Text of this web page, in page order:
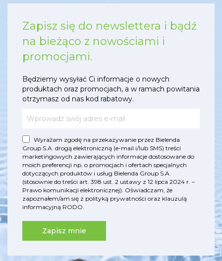
Zapisz się do newslettera i bądź
na bieżąco z nowościami i
promocjami.
Będziemy wysyłać Ci informacje o nowych
produktach oraz promocjach, a w ramach powitania
otrzymasz od nas kod rabatowy.
Wyrażam zgodę na przekazywanie przez Bielenda
Group S.A. drogą elektroniczną (e-mail i/lub SMS) treści
marketingowych zawierających informacje dostosowane do
moich preferencji np. o promocjach i ofertach specjalnych
dotyczących produktów i usług Bielenda Group S.A.
(stosownie do treści art. 398 ust. 2 ustawy z 12 lipca 2024 r. –
Prawo komunikacji elektronicznej). Oświadczam, że
zapoznałem/am się z polityką prywatności oraz klauzulą
informacyjną RODO.
Zapisz mnie